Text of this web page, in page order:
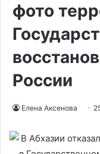
фото
России
Елена Аксенова